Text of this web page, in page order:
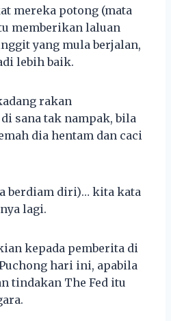
mereka potong (mata
memberikan laluan
yang mula berjalan,
lebih baik.
rakan
sana tak nampak, bila
dia hentam dan caci
berdiam diri)… kita kata
lagi.
kepada pemberita di
hari ini, apabila
tindakan The Fed itu